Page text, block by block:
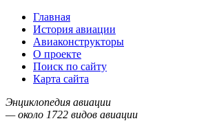
Главная
История авиации
Авиаконструкторы
О проекте
Поиск по сайту
Карта сайта
Энциклопедия авиации
— около 1722 видов авиации